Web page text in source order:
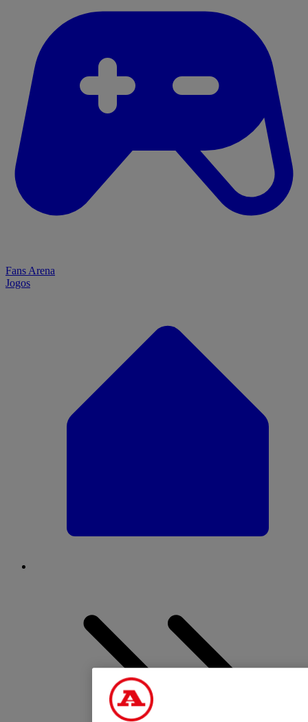
Fans Arena
Jogos